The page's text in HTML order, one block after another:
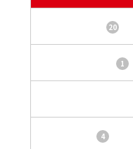
20
1
4